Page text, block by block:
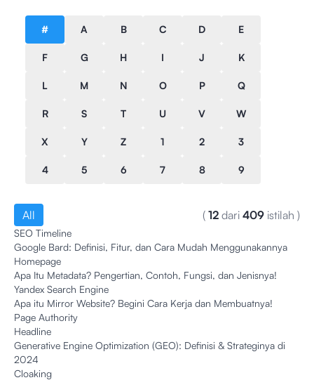
# A B C D E
F G H I J K
L M N O P Q
R S T U V W
X Y Z 1 2 3
4 5 6 7 8 9
All ( 12 dari 409 istilah )
SEO Timeline
Google Bard: Definisi, Fitur, dan Cara Mudah Menggunakannya
Homepage
Apa Itu Metadata? Pengertian, Contoh, Fungsi, dan Jenisnya!
Yandex Search Engine
Apa itu Mirror Website? Begini Cara Kerja dan Membuatnya!
Page Authority
Headline
Generative Engine Optimization (GEO): Definisi & Strateginya di
2024
Cloaking